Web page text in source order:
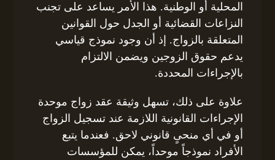
المحلية أو الوطنية. هذا الأمر يساعد على تجنب
النزاعات القضائية أو الجدل حول القوانين
المتعلقة بالزواج. إذ أن وجود نموذج قياسي
يدعم حقوق الزوجين ويضمن الالتزام
بالإجراءات المحددة.
علاوة على ذلك، تسهل وثيقة عقد زواج موحدة
الإجراءات القانونية اللازمة عند تسجيل الزواج
أو في أي منحىٍ قانوني لاحق. فعندما يتبع
الأفراد نموذجاً موحداً، يمكن للمؤسسات